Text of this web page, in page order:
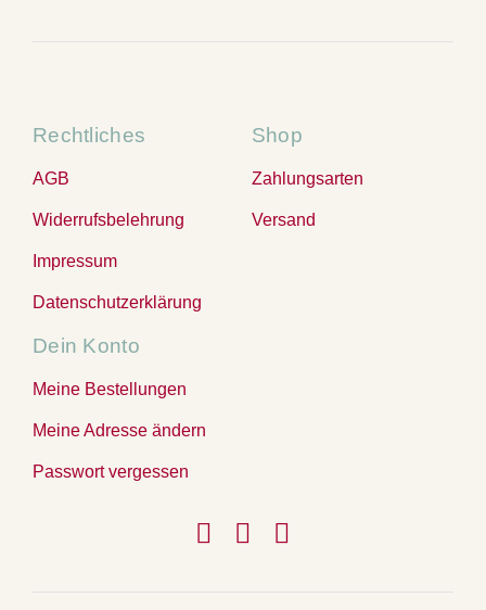
Rechtliches
AGB
Widerrufsbelehrung
Impressum
Datenschutzerklärung
Shop
Zahlungsarten
Versand
Dein Konto
Meine Bestellungen
Meine Adresse ändern
Passwort vergessen